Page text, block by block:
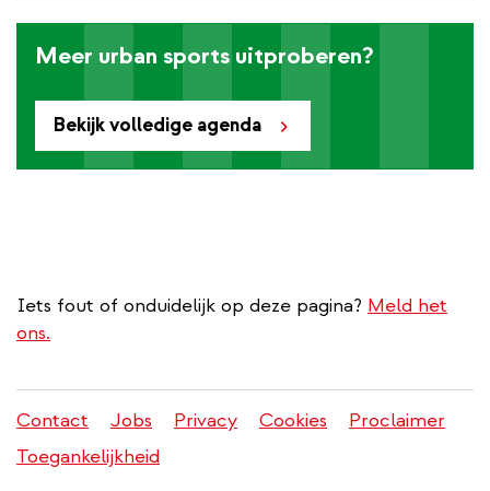
Bekijk volledige agenda
Meer urban sports uitproberen?
Iets fout of onduidelijk op deze pagina? Meld het
ons.
Juridisch
menu
Contact Jobs Privacy Cookies
Proclaimer
Toegankelijkheid